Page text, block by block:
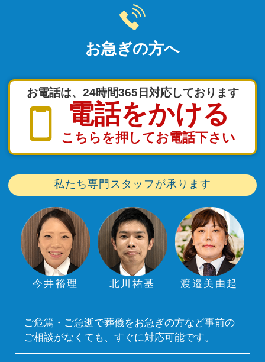
お急ぎの方へ
お電話は、24時間365日対応しております
電話をかける
こちらを押してお電話下さい
私たち専門スタッフが承ります
今井裕理 北川祐基 渡邉美由起
ご危篤・ご急逝で葬儀をお急ぎの方など事前の
ご相談がなくても、すぐに対応可能です。